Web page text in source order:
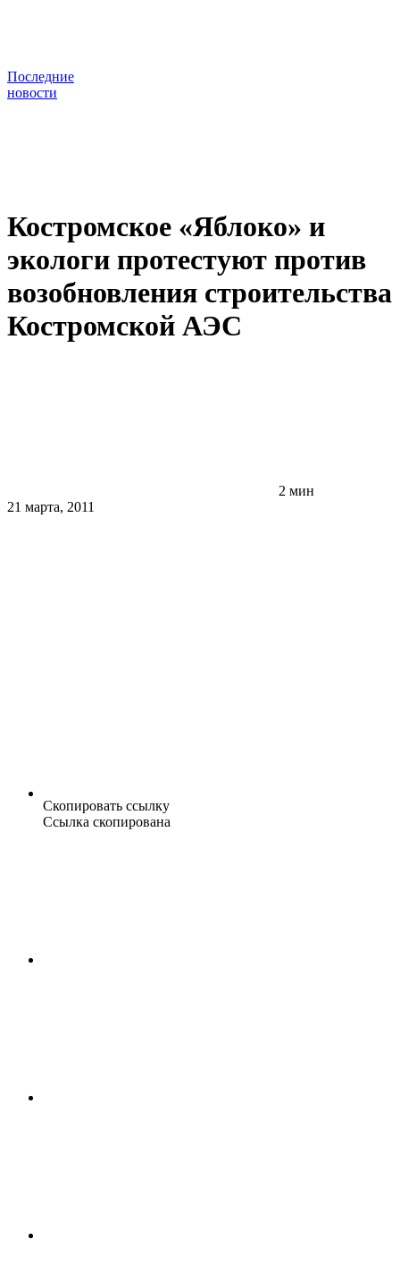
Последние
новости
Костромское «Яблоко» и
экологи протестуют против
возобновления строительства
Костромской АЭС
2 мин
21 марта, 2011
Скопировать ссылку
Ссылка скопирована